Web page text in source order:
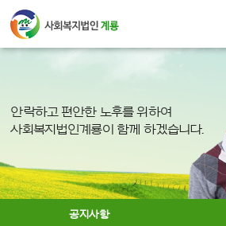
안락하고 편안한 노후를 위하여
사회복지법인계룡이 함께 하겠습니다.
공지사항